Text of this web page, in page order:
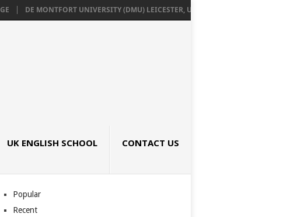
DE MONTFORT UNIVERSITY (DMU) LEICESTER, UK เรียนต่ออังกฤษ SEPTEMBER 2026
UK ENGLISH SCHOOL CONTACT US
Popular
Recent